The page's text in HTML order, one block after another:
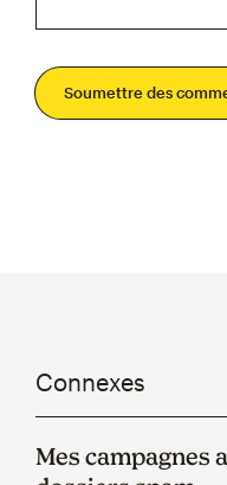
Soumettre des
Connexes
Mes campagnes